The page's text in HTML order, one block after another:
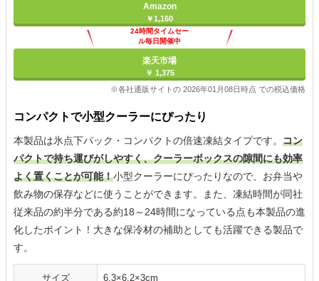
Amazon
￥1,160
24時間タイムセー
ル毎日開催中
楽天市場
￥ 1,375
※各社通販サイトの 2026年01月08日時点 での税込価格
コンパクトで小型クーラーにぴったり
本製品は氷点下パック・コンパクトの倍速凍結タイプです。 コン
パクトで持ち運びがしやすく、クーラーボックスの隙間にも効率
よく置くことが可能！小型クーラーにぴったりなので、お弁当や
飲み物の保存などに使うことができます。また、凍結時間が同社
従来品の約半分である約18～24時間になっている点も本製品の進
化したポイント！大きな保冷材の補助としても活躍できる製品で
す。
サイズ 6.3×6.2×3cm